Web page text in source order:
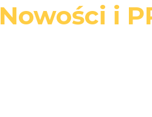
Nowości i